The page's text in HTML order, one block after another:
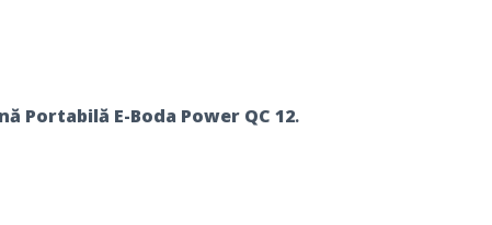
Portabilă E-Boda Power QC 12.